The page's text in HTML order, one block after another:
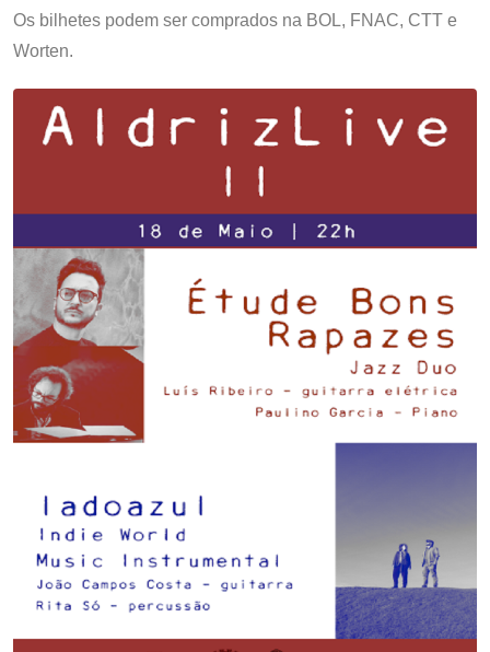
Os bilhetes podem ser comprados na BOL, FNAC, CTT e
Worten.